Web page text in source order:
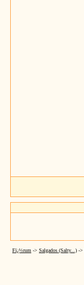
Fï¿½rum -> Salgados (Salty...) ->